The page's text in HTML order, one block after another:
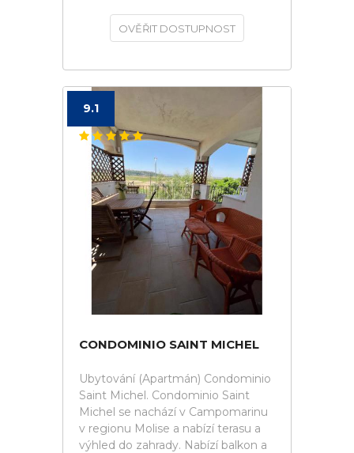
OVĚŘIT DOSTUPNOST
9.1
CONDOMINIO SAINT MICHEL
Ubytování (Apartmán) Condominio
Saint Michel. Condominio Saint
Michel se nachází v Campomarinu
v regionu Molise a nabízí terasu a
výhled do zahrady. Nabízí balkon a